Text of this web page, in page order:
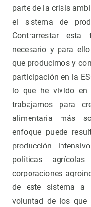
parte de la crisis
el sistema de
Contrarrestar
necesario y para
que producimos y
participación en la
lo que he vivido en
trabajamos para
alimentaria más
enfoque puede
producción
políticas agrícolas
corporaciones
de este sistema a
voluntad de los que